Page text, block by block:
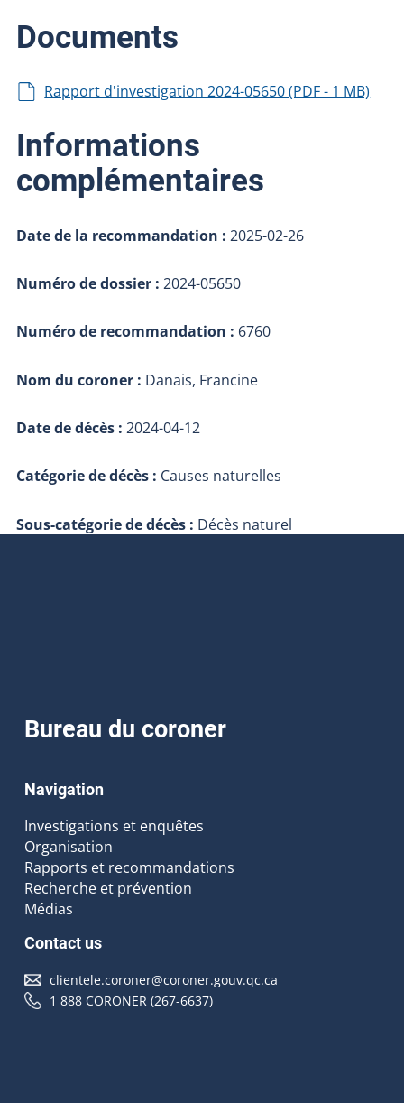
Documents
Rapport d'investigation 2024-05650 (PDF - 1 MB)
Informations
complémentaires
Date de la recommandation : 2025-02-26
Numéro de dossier : 2024-05650
Numéro de recommandation : 6760
Nom du coroner : Danais, Francine
Date de décès : 2024-04-12
Catégorie de décès : Causes naturelles
Sous-catégorie de décès : Décès naturel
Bureau du coroner
Navigation
Investigations et enquêtes
Organisation
Rapports et recommandations
Recherche et prévention
Médias
Contact us
clientele.coroner@coroner.gouv.qc.ca
1 888 CORONER (267-6637)